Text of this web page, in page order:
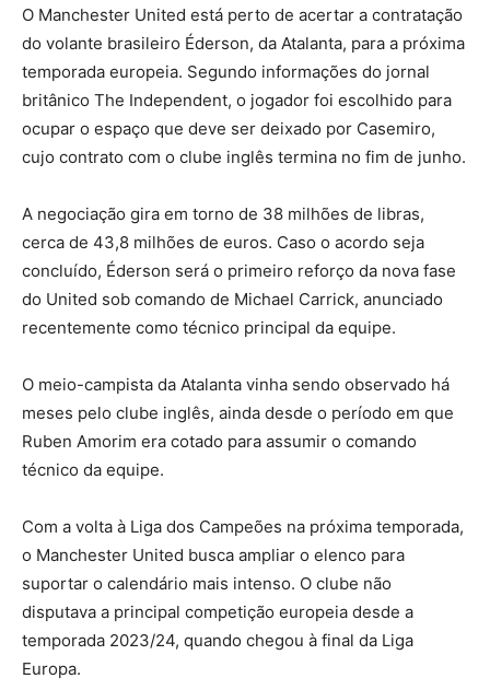
O Manchester United está perto de acertar a contratação
do volante brasileiro Éderson, da Atalanta, para a próxima
temporada europeia. Segundo informações do jornal
britânico The Independent, o jogador foi escolhido para
ocupar o espaço que deve ser deixado por Casemiro,
cujo contrato com o clube inglês termina no fim de junho.
A negociação gira em torno de 38 milhões de libras,
cerca de 43,8 milhões de euros. Caso o acordo seja
concluído, Éderson será o primeiro reforço da nova fase
do United sob comando de Michael Carrick, anunciado
recentemente como técnico principal da equipe.
O meio-campista da Atalanta vinha sendo observado há
meses pelo clube inglês, ainda desde o período em que
Ruben Amorim era cotado para assumir o comando
técnico da equipe.
Com a volta à Liga dos Campeões na próxima temporada,
o Manchester United busca ampliar o elenco para
suportar o calendário mais intenso. O clube não
disputava a principal competição europeia desde a
temporada 2023/24, quando chegou à final da Liga
Europa.